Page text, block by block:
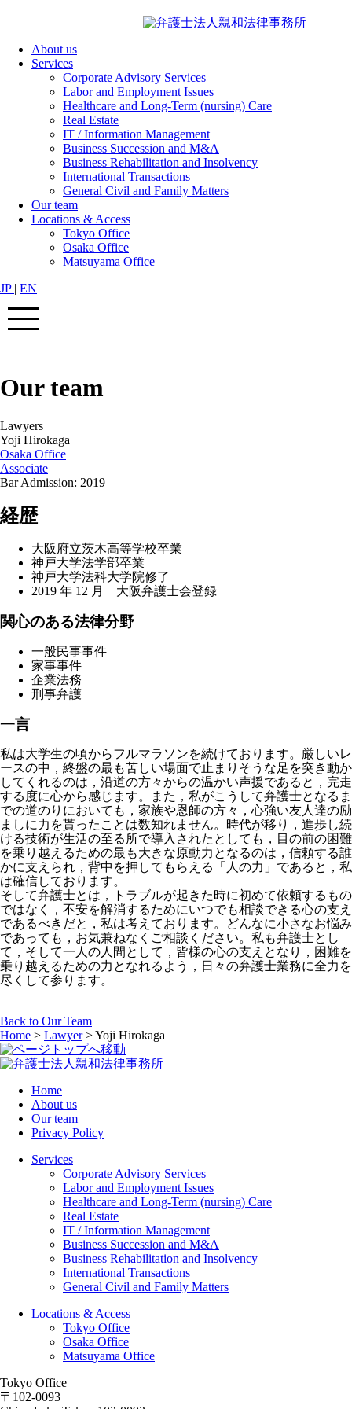
About us
Services
Corporate Advisory Services
Labor and Employment Issues
Healthcare and Long-Term (nursing) Care
Real Estate
IT / Information Management
Business Succession and M&A
Business Rehabilitation and Insolvency
International Transactions
General Civil and Family Matters
Our team
Locations & Access
Tokyo Office
Osaka Office
Matsuyama Office
JP | EN
Our team
Lawyers
Yoji Hirokaga
Osaka Office
Associate
Bar Admission: 2019
経歴
大阪府立茨木高等学校卒業
神戸大学法学部卒業
神戸大学法科大学院修了
2019 年 12 月 大阪弁護士会登録
関心のある法律分野
一般民事事件
家事事件
企業法務
刑事弁護
一言
私は大学生の頃からフルマラソンを続けております。厳しいレ
ースの中，終盤の最も苦しい場面で止まりそうな足を突き動か
してくれるのは，沿道の方々からの温かい声援であると，完走
する度に心から感じます。また，私がこうして弁護士となるま
での道のりにおいても，家族や恩師の方々，心強い友人達の励
ましに力を貰ったことは数知れません。時代が移り，進歩し続
ける技術が生活の至る所で導入されたとしても，目の前の困難
を乗り越えるための最も大きな原動力となるのは，信頼する誰
かに支えられ，背中を押してもらえる「人の力」であると，私
は確信しております。
そして弁護士とは，トラブルが起きた時に初めて依頼するもの
ではなく，不安を解消するためにいつでも相談できる心の支え
であるべきだと，私は考えております。どんなに小さなお悩み
であっても，お気兼ねなくご相談ください。私も弁護士とし
て，そして一人の人間として，皆様の心の支えとなり，困難を
乗り越えるための力となれるよう，日々の弁護士業務に全力を
尽くして参ります。
Back to Our Team
Home > Lawyer>Yoji Hirokaga
Home
About us
Our team
Privacy Policy
Services
Corporate Advisory Services
Labor and Employment Issues
Healthcare and Long-Term (nursing) Care
Real Estate
IT / Information Management
Business Succession and M&A
Business Rehabilitation and Insolvency
International Transactions
General Civil and Family Matters
Locations & Access
Tokyo Office
Osaka Office
Matsuyama Office
Tokyo Office
〒102-0093